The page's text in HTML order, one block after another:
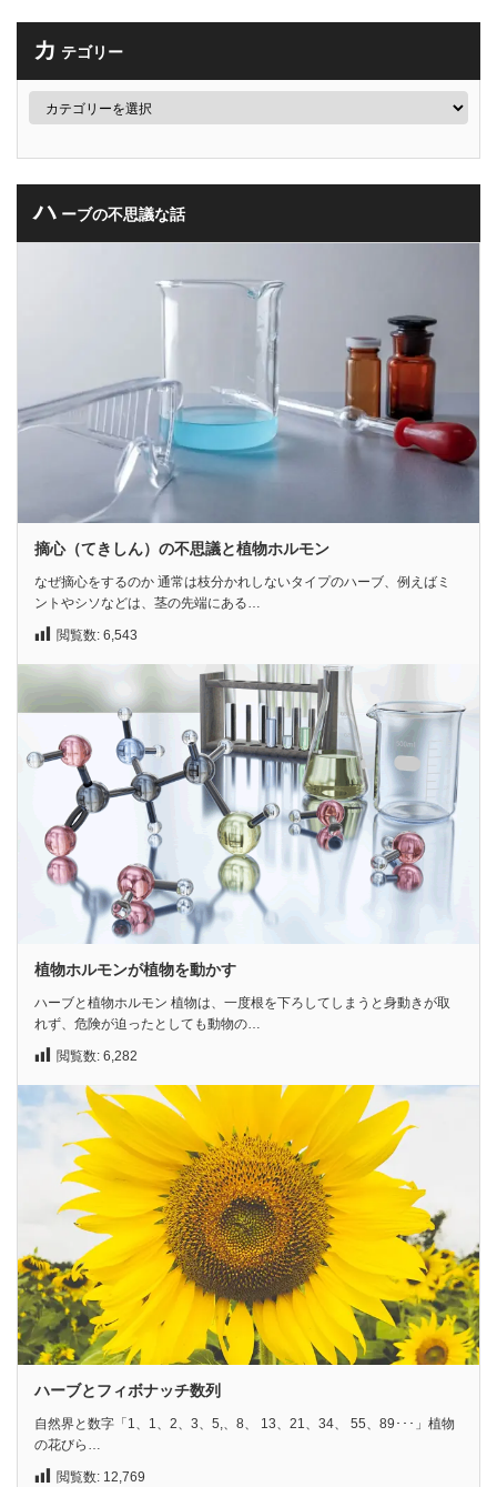
カ テゴリー
ハ ーブの不思議な話
摘心（てきしん）の不思議と植物ホルモン
なぜ摘心をするのか 通常は枝分かれしないタイプのハーブ、例えばミ
ントやシソなどは、茎の先端にある…
閲覧数: 6,543
植物ホルモンが植物を動かす
ハーブと植物ホルモン 植物は、一度根を下ろしてしまうと身動きが取
れず、危険が迫ったとしても動物の…
閲覧数: 6,282
ハーブとフィボナッチ数列
自然界と数字「1、1、2、3、5,、8、 13、21、34、 55、89･･･」植物
の花びら…
閲覧数: 12,769